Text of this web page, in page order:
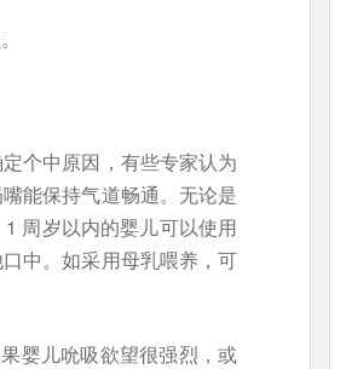
个中原因，有些专家认为
能保持气道畅通。无论是
周岁以内的婴儿可以使用
中。如采用母乳喂养，可
婴儿吮吸欲望很强烈，或